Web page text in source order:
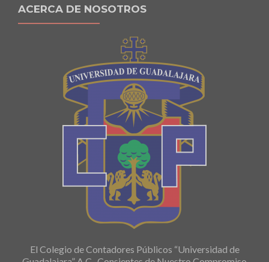
ACERCA DE NOSOTROS
El Colegio de Contadores Públicos “Universidad de